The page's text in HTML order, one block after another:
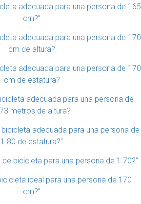
adecuada para una persona de 165
cm?”
adecuada para una persona de 170
cm de altura?
adecuada para una persona de 170
cm de estatura?
adecuada para una persona de
metros de altura?
adecuada para una persona de
1.80 de estatura?”
bicicleta para una persona de 1 70?”
ideal para una persona de 170
cm?”